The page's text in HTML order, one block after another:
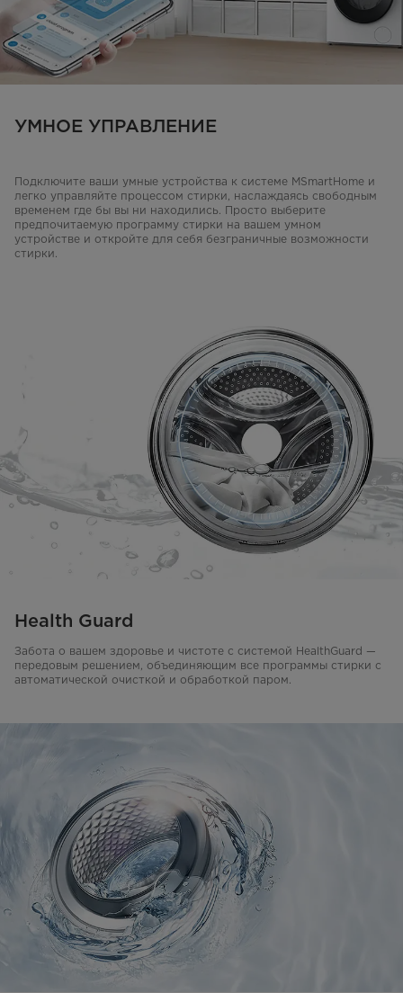
УМНОЕ УПРАВЛЕНИЕ
Подключите ваши умные устройства к системе MSmartHome и
легко управляйте процессом стирки, наслаждаясь свободным
временем где бы вы ни находились. Просто выберите
предпочитаемую программу стирки на вашем умном
устройстве и откройте для себя безграничные возможности
стирки.
Health Guard
Забота о вашем здоровье и чистоте с системой HealthGuard —
передовым решением, объединяющим все программы стирки с
автоматической очисткой и обработкой паром.